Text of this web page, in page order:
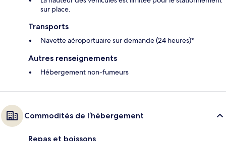
sur place.
Transports
Navette aéroportuaire sur demande (24 heures)*
Autres renseignements
Hébergement non-fumeurs
Commodités de l’hébergement
Repas et boissons